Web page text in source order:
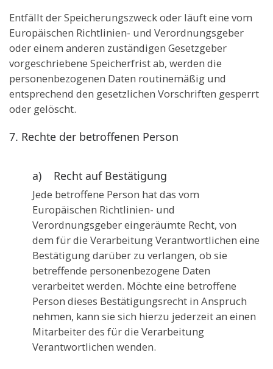
Entfällt der Speicherungszweck oder läuft eine vom
Europäischen Richtlinien- und Verordnungsgeber
oder einem anderen zuständigen Gesetzgeber
vorgeschriebene Speicherfrist ab, werden die
personenbezogenen Daten routinemäßig und
entsprechend den gesetzlichen Vorschriften gesperrt
oder gelöscht.
7. Rechte der betroffenen Person
a) Recht auf Bestätigung
Jede betroffene Person hat das vom
Europäischen Richtlinien- und
Verordnungsgeber eingeräumte Recht, von
dem für die Verarbeitung Verantwortlichen eine
Bestätigung darüber zu verlangen, ob sie
betreffende personenbezogene Daten
verarbeitet werden. Möchte eine betroffene
Person dieses Bestätigungsrecht in Anspruch
nehmen, kann sie sich hierzu jederzeit an einen
Mitarbeiter des für die Verarbeitung
Verantwortlichen wenden.